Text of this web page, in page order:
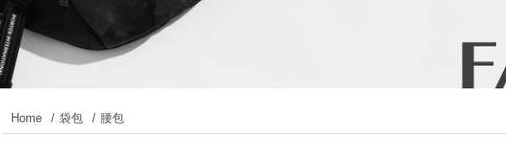
Home 袋包 腰包